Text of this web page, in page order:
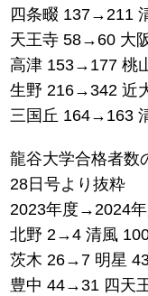
四条畷 137→211
天王寺 58→60 大
高津 153→177 桃
生野 216→342 近
三国丘 164→163
龍谷大学合格者
28日号より抜粋
2023年度→2024
北野 2→4 清風
茨木 26→7 明星
豊中 44→31 四天